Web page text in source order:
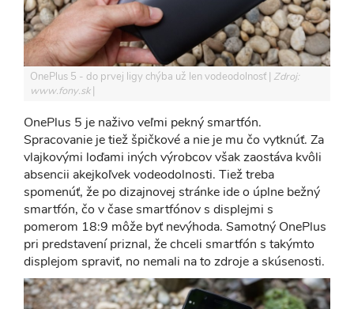
OnePlus 5 - do prvej ligy chýba už len vodeodolnosť Zdroj:
www.fony.sk
OnePlus 5 je naživo veľmi pekný smartfón.
Spracovanie je tiež špičkové a nie je mu čo vytknúť. Za
vlajkovými loďami iných výrobcov však zaostáva kvôli
absencii akejkoľvek vodeodolnosti. Tiež treba
spomenúť, že po dizajnovej stránke ide o úplne bežný
smartfón, čo v čase smartfónov s displejmi s
pomerom 18:9 môže byť nevýhoda. Samotný OnePlus
pri predstavení priznal, že chceli smartfón s takýmto
displejom spraviť, no nemali na to zdroje a skúsenosti.